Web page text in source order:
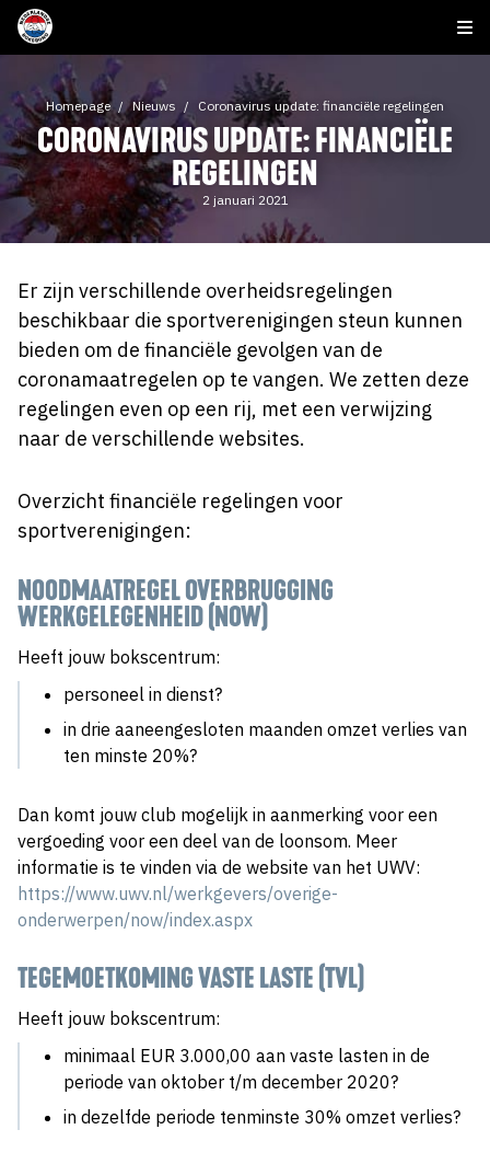
Homepage Nieuws Coronavirus update: financiële regelingen
CORONAVIRUS UPDATE: FINANCIËLE
REGELINGEN
2 januari 2021
Er zijn verschillende overheidsregelingen
beschikbaar die sportverenigingen steun kunnen
bieden om de financiële gevolgen van de
coronamaatregelen op te vangen. We zetten deze
regelingen even op een rij, met een verwijzing
naar de verschillende websites.
Overzicht financiële regelingen voor
sportverenigingen:
NOODMAATREGEL OVERBRUGGING
WERKGELEGENHEID (NOW)
Heeft jouw bokscentrum:
personeel in dienst?
in drie aaneengesloten maanden omzet verlies van
ten minste 20%?
Dan komt jouw club mogelijk in aanmerking voor een
vergoeding voor een deel van de loonsom. Meer
informatie is te vinden via de website van het UWV:
https://www.uwv.nl/werkgevers/overige-
onderwerpen/now/index.aspx
TEGEMOETKOMING VASTE LASTE (TVL)
Heeft jouw bokscentrum:
minimaal EUR 3.000,00 aan vaste lasten in de
periode van oktober t/m december 2020?
in dezelfde periode tenminste 30% omzet verlies?